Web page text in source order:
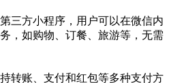
三方小程序，用户可以在微信内
，如购物、订餐、旅游等，无需
转账、支付和红包等多种支付方